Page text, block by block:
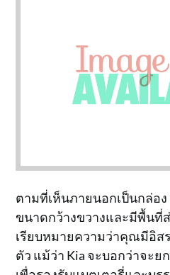
ตามที่เห็นภายนอกเป็นกล่อง
ขนาดกว้างขวางและมีพื้นที่
เรียบหมายความว่าคุณมีอิส
ตัว แม้ว่า Kia จะบอกว่าจะ